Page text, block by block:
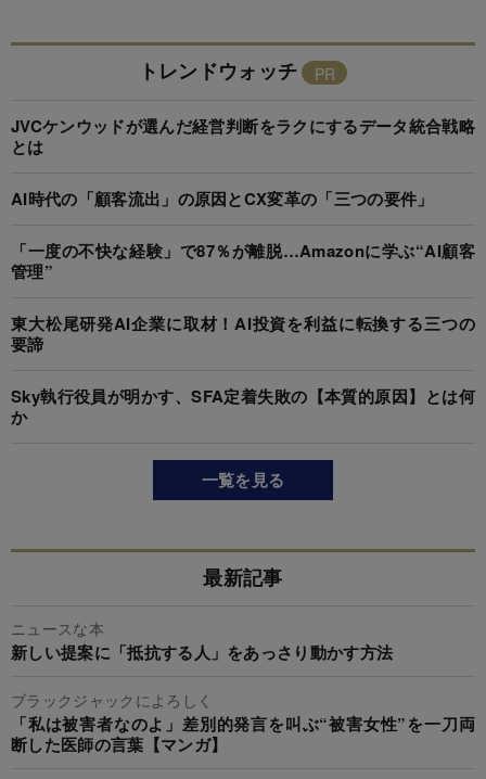
トレンドウォッチ
JVCケンウッドが選んだ経営判断をラクにするデータ統合戦略
とは
AI時代の「顧客流出」の原因とCX変革の「三つの要件」
「一度の不快な経験」で87％が離脱…Amazonに学ぶ“AI顧客
管理”
東大松尾研発AI企業に取材！AI投資を利益に転換する三つの
要諦
Sky執行役員が明かす、SFA定着失敗の【本質的原因】とは何
か
一覧を見る
最新記事
ニュースな本
新しい提案に「抵抗する人」をあっさり動かす方法
ブラックジャックによろしく
「私は被害者なのよ」差別的発言を叫ぶ“被害女性”を一刀両
断した医師の言葉【マンガ】